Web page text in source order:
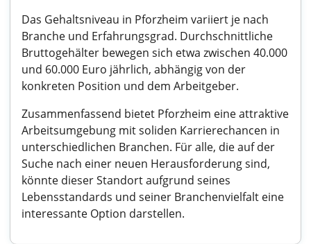
Das Gehaltsniveau in Pforzheim variiert je nach
Branche und Erfahrungsgrad. Durchschnittliche
Bruttogehälter bewegen sich etwa zwischen 40.000
und 60.000 Euro jährlich, abhängig von der
konkreten Position und dem Arbeitgeber.
Zusammenfassend bietet Pforzheim eine attraktive
Arbeitsumgebung mit soliden Karrierechancen in
unterschiedlichen Branchen. Für alle, die auf der
Suche nach einer neuen Herausforderung sind,
könnte dieser Standort aufgrund seines
Lebensstandards und seiner Branchenvielfalt eine
interessante Option darstellen.